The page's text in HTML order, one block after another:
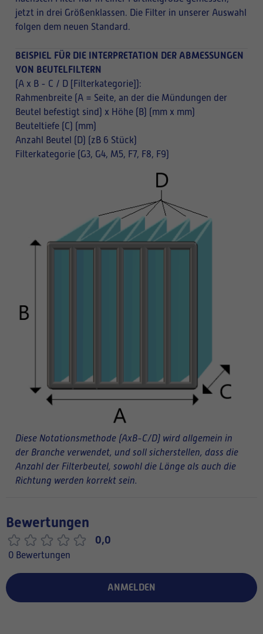
jetzt in drei Größenklassen. Die Filter in unserer Auswahl
folgen dem neuen Standard.
BEISPIEL FÜR DIE INTERPRETATION DER ABMESSUNGEN
VON BEUTELFILTERN
(A x B - C / D [Filterkategorie]):
Rahmenbreite (A = Seite, an der die Mündungen der
Beutel befestigt sind) x Höhe (B) (mm x mm)
Beuteltiefe (C) (mm)
Anzahl Beutel (D) (zB 6 Stück)
Filterkategorie (G3, G4, M5, F7, F8, F9)
Diese Notationsmethode (AxB-C/D) wird allgemein in
der Branche verwendet, und soll sicherstellen, dass die
Anzahl der Filterbeutel, sowohl die Länge als auch die
Richtung werden korrekt sein.
Bewertungen
0,0
0 Bewertungen
ANMELDEN